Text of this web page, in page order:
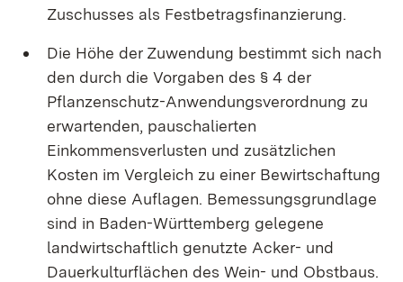
Zuschusses als Festbetragsfinanzierung.
Die Höhe der Zuwendung bestimmt sich nach
den durch die Vorgaben des § 4 der
Pflanzenschutz-Anwendungsverordnung zu
erwartenden, pauschalierten
Einkommensverlusten und zusätzlichen
Kosten im Vergleich zu einer Bewirtschaftung
ohne diese Auflagen. Bemessungsgrundlage
sind in Baden-Württemberg gelegene
landwirtschaftlich genutzte Acker- und
Dauerkulturflächen des Wein- und Obstbaus.